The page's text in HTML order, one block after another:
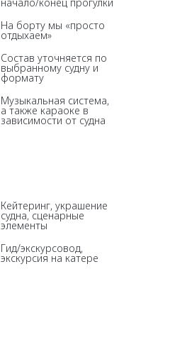
На борту мы «просто
Состав уточняется по
выбранному судну и
формату
Музыкальная система,
а также караоке в
зависимости от судна
Кейтеринг, украшение
судна, сценарные
элементы
Гид/экскурсовод,
экскурсия на катере